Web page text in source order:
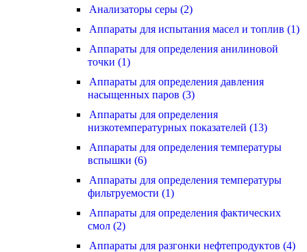
Анализаторы серы (2)
Аппараты для испытания масел и топлив (1)
Аппараты для определения анилиновой
точки (1)
Аппараты для определения давления
насыщенных паров (3)
Аппараты для определения
низкотемпературных показателей (13)
Аппараты для определения температуры
вспышки (6)
Аппараты для определения температуры
фильтруемости (1)
Аппараты для определения фактических
смол (2)
Аппараты для разгонки нефтепродуктов (4)